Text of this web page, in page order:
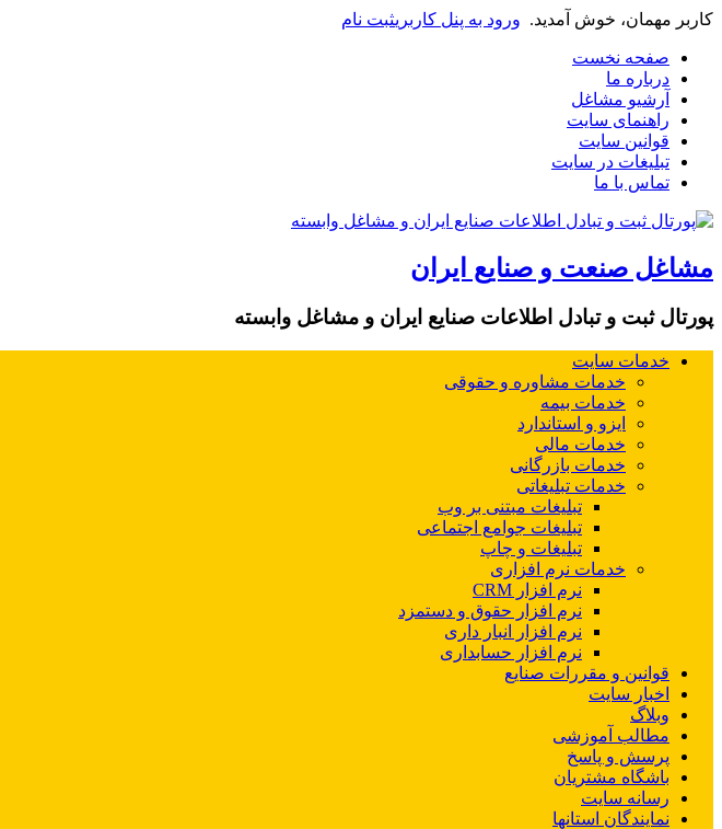
کاربر مهمان، خوش آمدید. ورود به پنل کاربریثبت نام
صفحه نخست
درباره ما
آرشیو مشاغل
راهنمای سایت
قوانین سایت
تبلیغات در سایت
تماس با ما
مشاغل صنعت و صنایع ایران
پورتال ثبت و تبادل اطلاعات صنایع ایران و مشاغل وابسته
خدمات سایت
خدمات مشاوره و حقوقی
خدمات بیمه
ایزو و استاندارد
خدمات مالی
خدمات بازرگانی
خدمات تبلیغاتی
تبلیغات مبتنی بر وب
تبلیغات جوامع اجتماعی
تبلیغات و چاپ
خدمات نرم افزاری
نرم افزار CRM
نرم افزار حقوق و دستمزد
نرم افزار انبار داری
نرم افزار حسابداری
قوانین و مقررات صنایع
اخبار سایت
وبلاگ
مطالب آموزشی
پرسش و پاسخ
باشگاه مشتریان
رسانه سایت
نمایندگان استانها